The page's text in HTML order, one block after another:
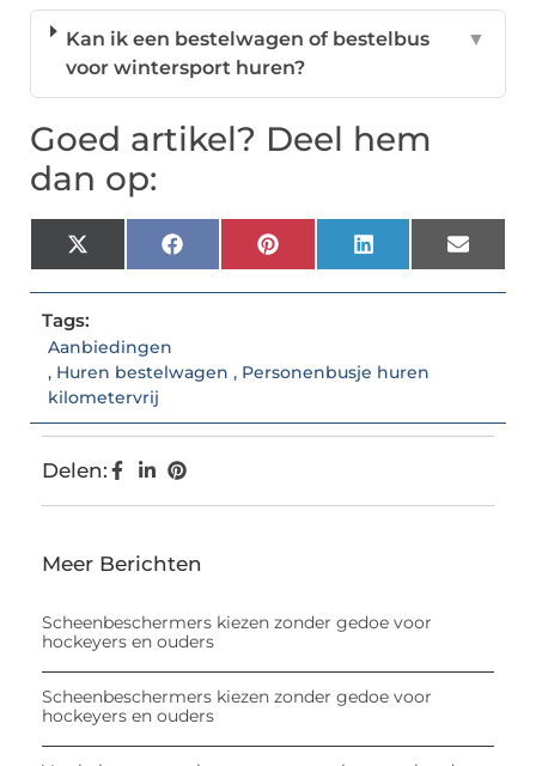
Kan ik een bestelwagen of bestelbus
voor wintersport huren?
▼
Goed artikel? Deel hem
dan op:
X
(Twitter)
FacebookPinterestLinkedIn Email
Tags:
Aanbiedingen
, Huren bestelwagen , Personenbusje huren
kilometervrij
Delen:
Meer Berichten
Scheenbeschermers kiezen zonder gedoe voor
hockeyers en ouders
Scheenbeschermers kiezen zonder gedoe voor
hockeyers en ouders